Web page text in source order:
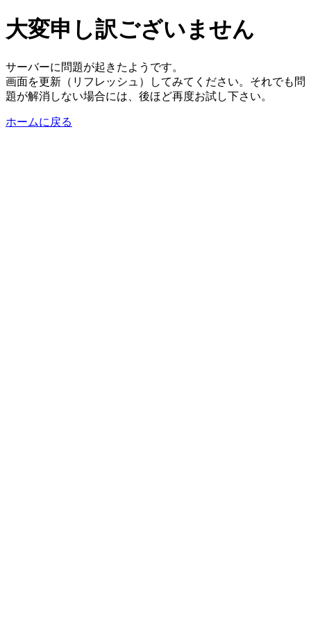
大変申し訳ございません
サーバーに問題が起きたようです。
画面を更新（リフレッシュ）してみてください。それでも問
題が解消しない場合には、後ほど再度お試し下さい。
ホームに戻る